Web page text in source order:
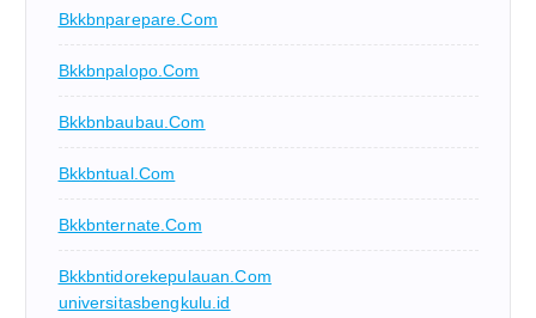
Bkkbnparepare.com
Bkkbnpalopo.com
Bkkbnbaubau.com
Bkkbntual.com
Bkkbnternate.com
Bkkbntidorekepulauan.com
universitasbengkulu.id